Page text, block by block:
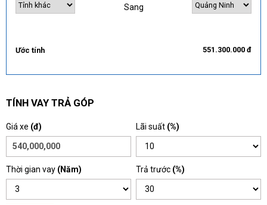
Sang
Ước tính 551.300.000 đ
TÍNH VAY TRẢ GÓP
Giá xe (đ) Lãi suất (%)
Thời gian vay (Năm) Trả trước (%)